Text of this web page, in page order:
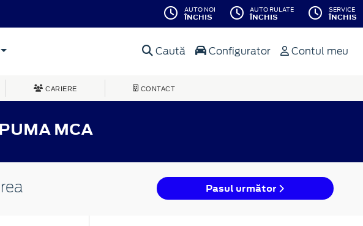
AUTO NOI
ÎNCHIS
AUTO RULATE
ÎNCHIS
SERVICE
ÎNCHIS
Caută Configurator Contul meu
CARIERE CONTACT
MCA
Pasul următor